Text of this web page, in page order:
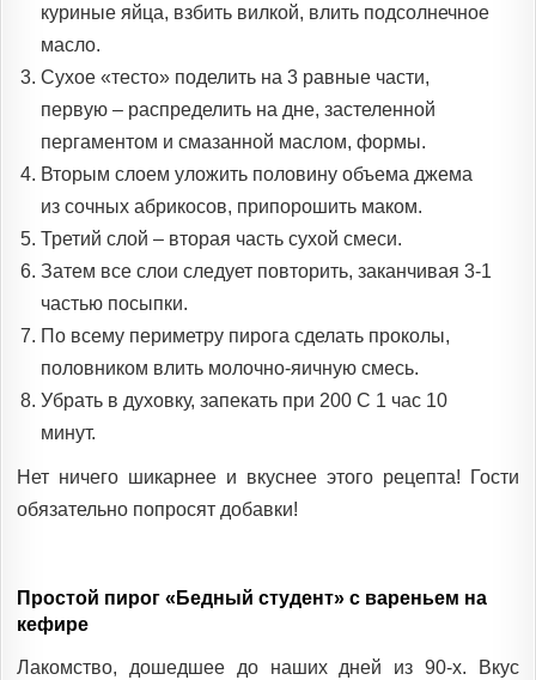
куриные яйца, взбить вилкой, влить подсолнечное
масло.
Сухое «тесто» поделить на 3 равные части,
первую – распределить на дне, застеленной
пергаментом и смазанной маслом, формы.
Вторым слоем уложить половину объема джема
из сочных абрикосов, припорошить маком.
Третий слой – вторая часть сухой смеси.
Затем все слои следует повторить, заканчивая 3-1
частью посыпки.
По всему периметру пирога сделать проколы,
половником влить молочно-яичную смесь.
Убрать в духовку, запекать при 200 С 1 час 10
минут.
Нет ничего шикарнее и вкуснее этого рецепта! Гости
обязательно попросят добавки!
Простой пирог «Бедный студент» с вареньем на
кефире
Лакомство, дошедшее до наших дней из 90-х. Вкус